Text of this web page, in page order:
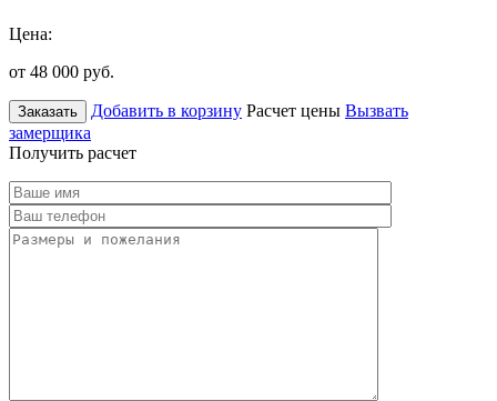
Цена:
от 48 000 руб.
Заказать Добавить в корзину Расчет цены Вызвать
замерщика
Получить расчет